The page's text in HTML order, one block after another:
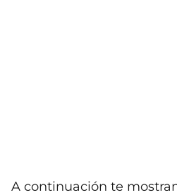
A continuación te